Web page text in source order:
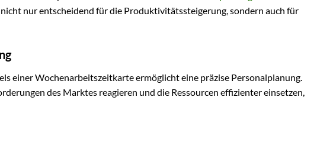
nur entscheidend für die Produktivitätssteigerung, sondern auch für
einer Wochenarbeitszeitkarte ermöglicht eine präzise Personalplanung.
des Marktes reagieren und die Ressourcen effizienter einsetzen,